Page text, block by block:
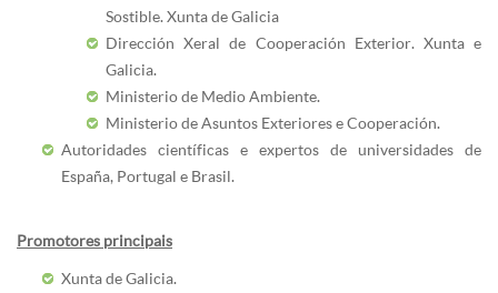
Sostible. Xunta de Galicia
Dirección Xeral de Cooperación Exterior. Xunta e
Galicia.
Ministerio de Medio Ambiente.
Ministerio de Asuntos Exteriores e Cooperación.
Autoridades científicas e expertos de universidades de
España, Portugal e Brasil.
Promotores principais
Xunta de Galicia.